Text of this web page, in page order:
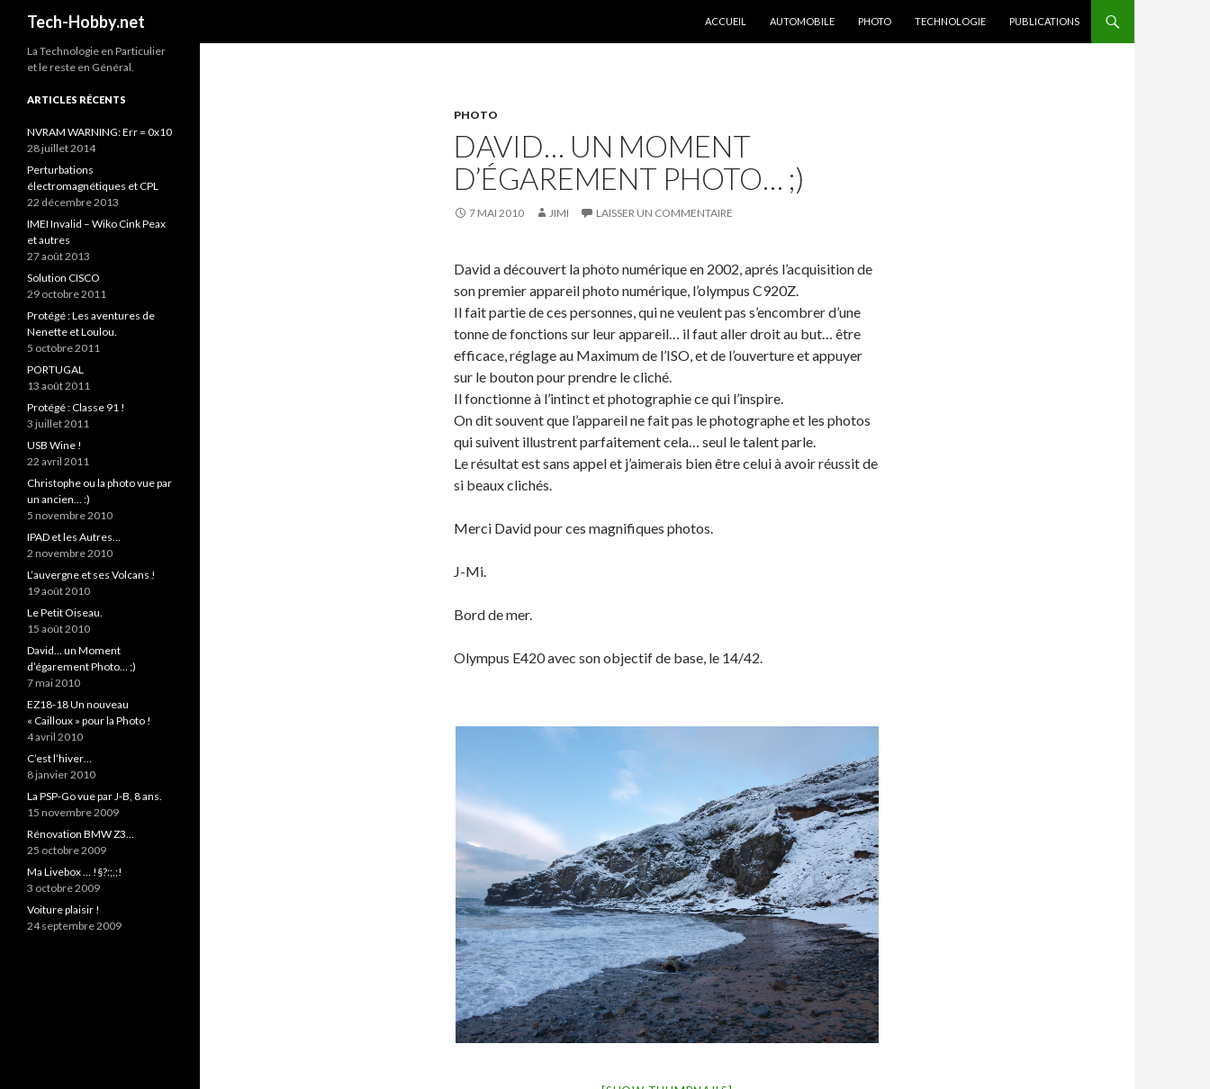
Tech-Hobby.net
ACCUEIL
AUTOMOBILE PHOTO TECHNOLOGIE PUBLICATIONS
PHOTO
DAVID… UN MOMENT
D’ÉGAREMENT PHOTO… ;)
7 MAI 2010 JIMI LAISSER UN COMMENTAIRE
David a découvert la photo numérique en 2002, aprés l’acquisition de
son premier appareil photo numérique, l’olympus C920Z.
Il fait partie de ces personnes, qui ne veulent pas s’encombrer d’une
tonne de fonctions sur leur appareil… il faut aller droit au but… être
efficace, réglage au Maximum de l’ISO, et de l’ouverture et appuyer
sur le bouton pour prendre le cliché.
Il fonctionne à l’intinct et photographie ce qui l’inspire.
On dit souvent que l’appareil ne fait pas le photographe et les photos
qui suivent illustrent parfaitement cela… seul le talent parle.
Le résultat est sans appel et j’aimerais bien être celui à avoir réussit de
si beaux clichés.
Merci David pour ces magnifiques photos.
J-Mi.
Bord de mer.
Olympus E420 avec son objectif de base, le 14/42.
La Technologie en Particulier
et le reste en Général.
ARTICLES RÉCENTS
NVRAM WARNING: Err = 0x10
28 juillet 2014
Perturbations
électromagnétiques et CPL
22 décembre 2013
IMEI Invalid – Wiko Cink Peax
et autres
27 août 2013
Solution CISCO
29 octobre 2011
Protégé : Les aventures de
Nenette et Loulou.
5 octobre 2011
PORTUGAL
13 août 2011
Protégé : Classe 91 !
3 juillet 2011
USB Wine !
22 avril 2011
Christophe ou la photo vue par
un ancien… :)
5 novembre 2010
IPAD et les Autres…
2 novembre 2010
L’auvergne et ses Volcans !
19 août 2010
Le Petit Oiseau.
15 août 2010
David… un Moment
d’égarement Photo… ;)
7 mai 2010
EZ18-18 Un nouveau
« Cailloux » pour la Photo !
4 avril 2010
C’est l’hiver…
8 janvier 2010
La PSP-Go vue par J-B, 8 ans.
15 novembre 2009
Rénovation BMW Z3…
25 octobre 2009
Ma Livebox … !§?:;,;!
3 octobre 2009
Voiture plaisir !
24 septembre 2009